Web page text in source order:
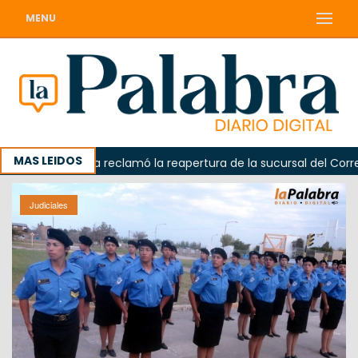
MENU
MAS LEIDOS
Odarda reclamó la reapertura de la sucursal del Correo
Judiciales